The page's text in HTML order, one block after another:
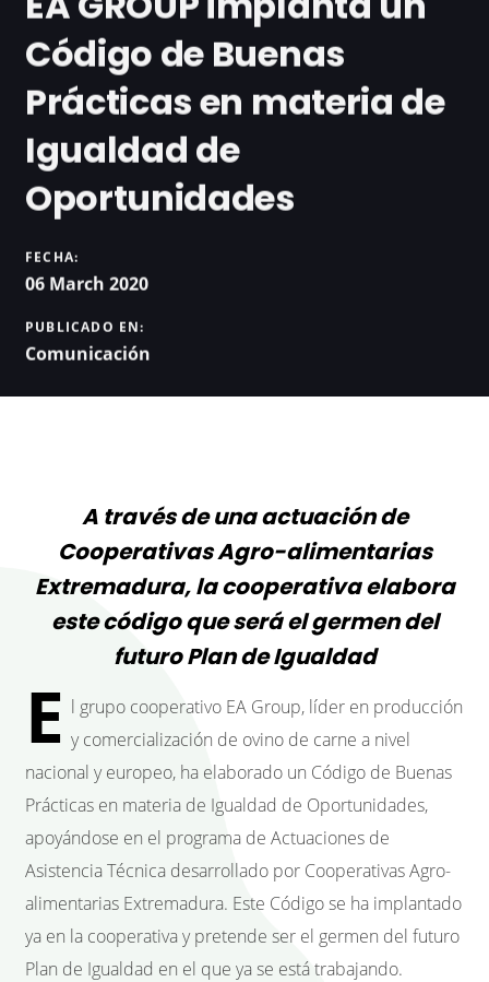
Código de Buenas
Prácticas en materia de
Igualdad de
Oportunidades
FECHA:
06 March 2020
PUBLICADO EN:
Comunicación
A través de una actuación de
Cooperativas Agro-alimentarias
Extremadura, la cooperativa elabora
este código que será el germen del
futuro Plan de Igualdad
E l grupo cooperativo EA Group, líder en producción
y comercialización de ovino de carne a nivel
nacional y europeo, ha elaborado un Código de Buenas
Prácticas en materia de Igualdad de Oportunidades,
apoyándose en el programa de Actuaciones de
Asistencia Técnica desarrollado por Cooperativas Agro-
alimentarias Extremadura. Este Código se ha implantado
ya en la cooperativa y pretende ser el germen del futuro
Plan de Igualdad en el que ya se está trabajando.